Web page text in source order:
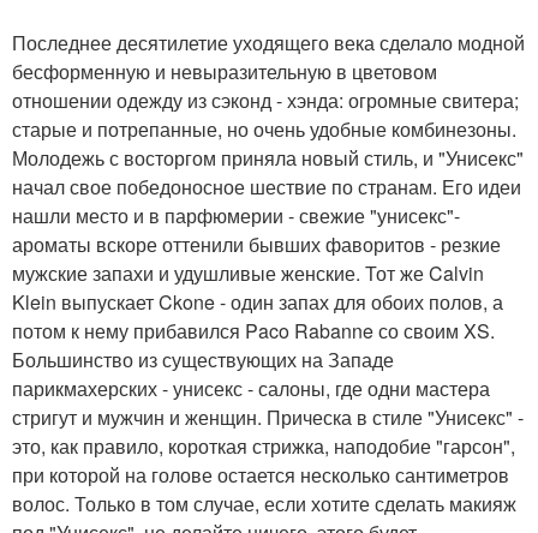
Последнее десятилетие уходящего века сделало модной
бесформенную и невыразительную в цветовом
отношении одежду из сэконд - хэнда: огромные свитера;
старые и потрепанные, но очень удобные комбинезоны.
Молодежь с восторгом приняла новый стиль, и "Унисекс"
начал свое победоносное шествие по странам. Его идеи
нашли место и в парфюмерии - свежие "унисекс"-
ароматы вскоре оттенили бывших фаворитов - резкие
мужские запахи и удушливые женские. Тот же Calvin
Klein выпускает Ckone - один запах для обоих полов, а
потом к нему прибавился Paco Rabanne со своим XS.
Большинство из существующих на Западе
парикмахерских - унисекс - салоны, где одни мастера
стригут и мужчин и женщин. Прическа в стиле "Унисекс" -
это, как правило, короткая стрижка, наподобие "гарсон",
при которой на голове остается несколько сантиметров
волос. Только в том случае, если хотите сделать макияж